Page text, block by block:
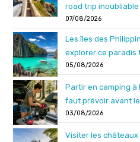
road trip inoubliable
07/08/2026
Les îles des
explorer ce paradis
05/08/2026
Partir en camping à
faut prévoir avant
03/08/2026
Visiter les châteaux